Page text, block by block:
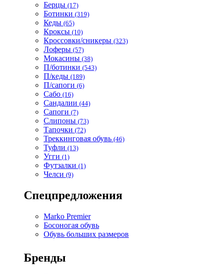
Берцы (17)
Ботинки (319)
Кеды (65)
Кроксы (10)
Кроссовки/сникеры (323)
Лоферы (57)
Мокасины (38)
П/ботинки (543)
П/кеды (189)
П/сапоги (6)
Сабо (16)
Сандалии (44)
Сапоги (7)
Слипоны (73)
Тапочки (72)
Треккинговая обувь (46)
Туфли (13)
Угги (1)
Футзалки (1)
Челси (9)
Спецпредложения
Marko Premier
Босоногая обувь
Обувь больших размеров
Бренды